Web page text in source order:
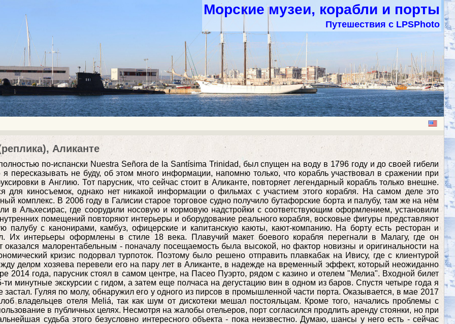
Морские музеи, корабли и порты
Путешествия с LPSPhoto
Аликанте
по-испански Nuestra Señora de la Santísima Trinidad, был спущен на воду в 1796 году и до своей гибели
пересказывать не буду, об этом много информации, напомню только, что корабль участвовал в сражении при
в Англию. Тот парусник, что сейчас стоит в Аликанте, повторяет легендарный корабль только внешне.
для киносъемок, однако нет никакой информации о фильмах с участием этого корабля. На самом деле это
комплекс. В 2006 году в Галисии старое торговое судно получило бутафорские борта и палубу, там же на нём
в Альхесирас, где соорудили носовую и кормовую надстройки с соответствующим оформлением, установили
помещений повторяют интерьеры и оборудование реального корабля, восковые фигуры представляют
палубу с канонирами, камбуз, офицерские и капитанскую каюты, кают-компанию. На борту есть ресторан и
Их интерьеры оформлены в стиле 18 века. Плавучий макет боевого корабля перегнали в Малагу, где он
малорентабельным - поначалу посещаемость была высокой, но фактор новизны и оригинальности на
кризис подорвал турпоток. Поэтому было решено отправить плавкабак на Ивису, где с клиентурой
делом хозяева перевели его на пару лет в Аликанте, в надежде на временный эффект, который неожиданно
2014 года, парусник стоял в самом центре, на Пасео Пуэрто, рядом с казино и отелем "Мелиа". Входной билет
минутные экскурсии с гидом, а затем еще полчаса на дегустацию вин в одном из баров. Спустя четыре года я
застал. Гуляя по молу, обнаружил его у одного из пирсов в промышленной части порта. Оказывается, в мае 2017
владельцев отеля Meliá, так как шум от дискотеки мешал постояльцам. Кроме того, начались проблемы с
в публичных целях. Несмотря на жалобы отельеров, порт согласился продлить аренду стоянки, но при
судьба этого безусловно интересного объекта - пока неизвестно. Думаю, шансы у него есть - сейчас